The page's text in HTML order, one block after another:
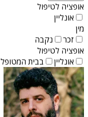
אופציה לטיפול
אונליין
מין
זכר
נקבה
אופציה לטיפול
אונליין
בבית המטופל